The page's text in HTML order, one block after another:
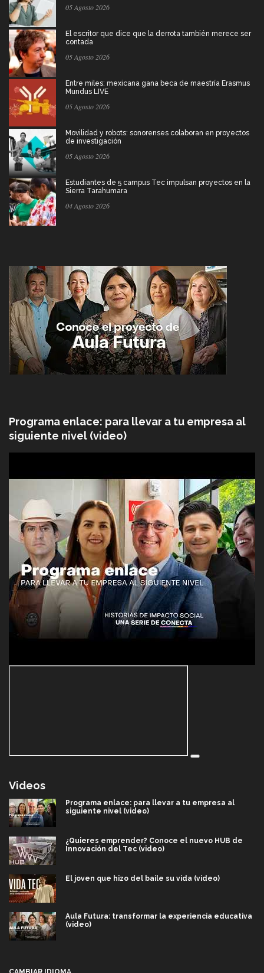
05 Agosto 2026
El escritor que dice que la derrota también merece ser
contada
05 Agosto 2026
Entre miles: mexicana gana beca de maestría Erasmus
Mundus LIVE
05 Agosto 2026
Movilidad y robots: sonorenses colaboran en proyectos
de investigación
05 Agosto 2026
Estudiantes de 5 campus Tec impulsan proyectos en la
Sierra Tarahumara
04 Agosto 2026
Programa enlace: para llevar a tu empresa al
siguiente nivel (video)
Videos
Programa enlace: para llevar a tu empresa al
siguiente nivel (video)
¿Quieres emprender? Conoce el nuevo HUB de
Innovación del Tec (video)
El joven que hizo del baile su vida (video)
Aula Futura: transformar la experiencia educativa
(video)